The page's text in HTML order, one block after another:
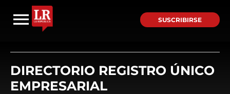
SUSCRIBIRSE
DIRECTORIO REGISTRO ÚNICO
EMPRESARIAL